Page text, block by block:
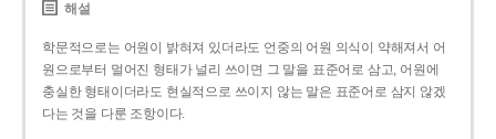
해설
학문적으로는 어원이 밝혀져 있더라도 언중의 어원 의식이 약해져서 어
원으로부터 멀어진 형태가 널리 쓰이면 그 말을 표준어로 삼고, 어원에
충실한 형태이더라도 현실적으로 쓰이지 않는 말은 표준어로 삼지 않겠
다는 것을 다룬 조항이다.